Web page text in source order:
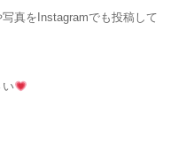
真をInstagramでも投稿して
い